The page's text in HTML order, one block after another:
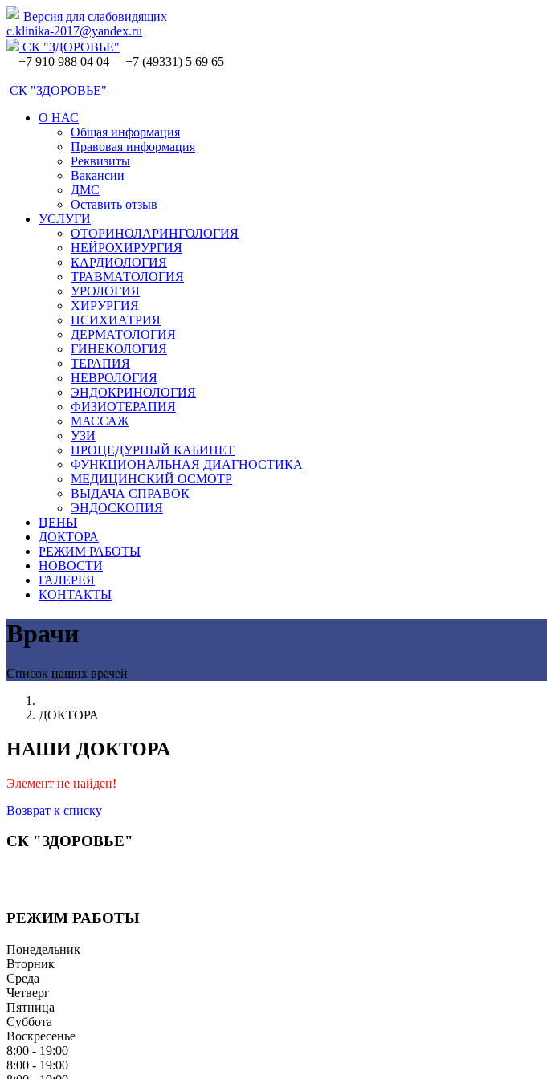
Версия для слабовидящих
c.klinika-2017@yandex.ru
СК "ЗДОРОВЬЕ"
+7 910 988 04 04 +7 (49331) 5 69 65
СК "ЗДОРОВЬЕ"
О НАС
Общая информация
Правовая информация
Реквизиты
Вакансии
ДМС
Оставить отзыв
УСЛУГИ
ОТОРИНОЛАРИНГОЛОГИЯ
НЕЙРОХИРУРГИЯ
КАРДИОЛОГИЯ
ТРАВМАТОЛОГИЯ
УРОЛОГИЯ
ХИРУРГИЯ
ПСИХИАТРИЯ
ДЕРМАТОЛОГИЯ
ГИНЕКОЛОГИЯ
ТЕРАПИЯ
НЕВРОЛОГИЯ
ЭНДОКРИНОЛОГИЯ
ФИЗИОТЕРАПИЯ
МАССАЖ
УЗИ
ПРОЦЕДУРНЫЙ КАБИНЕТ
ФУНКЦИОНАЛЬНАЯ ДИАГНОСТИКА
МЕДИЦИНСКИЙ ОСМОТР
ВЫДАЧА СПРАВОК
ЭНДОСКОПИЯ
ЦЕНЫ
ДОКТОРА
РЕЖИМ РАБОТЫ
НОВОСТИ
ГАЛЕРЕЯ
КОНТАКТЫ
Врачи
Список наших врачей
ДОКТОРА
НАШИ ДОКТОРА
Элемент не найден!
Возврат к списку
СК "ЗДОРОВЬЕ"
РЕЖИМ РАБОТЫ
Понедельник
Вторник
Среда
Четверг
Пятница
Суббота
Воскресенье
8:00 - 19:00
8:00 - 19:00